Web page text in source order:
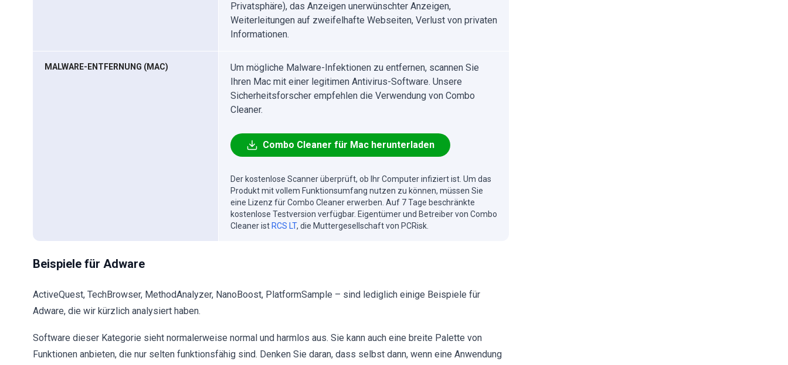
Privatsphäre), das Anzeigen unerwünschter Anzeigen,
Weiterleitungen auf zweifelhafte Webseiten, Verlust von privaten
Informationen.
MALWARE-ENTFERNUNG (MAC)
Um mögliche Malware-Infektionen zu entfernen, scannen Sie
Ihren Mac mit einer legitimen Antivirus-Software. Unsere
Sicherheitsforscher empfehlen die Verwendung von Combo
Cleaner.
Combo Cleaner für Mac herunterladen
Der kostenlose Scanner überprüft, ob Ihr Computer infiziert ist. Um das
Produkt mit vollem Funktionsumfang nutzen zu können, müssen Sie
eine Lizenz für Combo Cleaner erwerben. Auf 7 Tage beschränkte
kostenlose Testversion verfügbar. Eigentümer und Betreiber von Combo
Cleaner ist RCS LT, die Muttergesellschaft von PCRisk.
Beispiele für Adware
ActiveQuest, TechBrowser, MethodAnalyzer, NanoBoost, PlatformSample – sind lediglich einige Beispiele für
Adware, die wir kürzlich analysiert haben.
Software dieser Kategorie sieht normalerweise normal und harmlos aus. Sie kann auch eine breite Palette von
Funktionen anbieten, die nur selten funktionsfähig sind. Denken Sie daran, dass selbst dann, wenn eine Anwendung